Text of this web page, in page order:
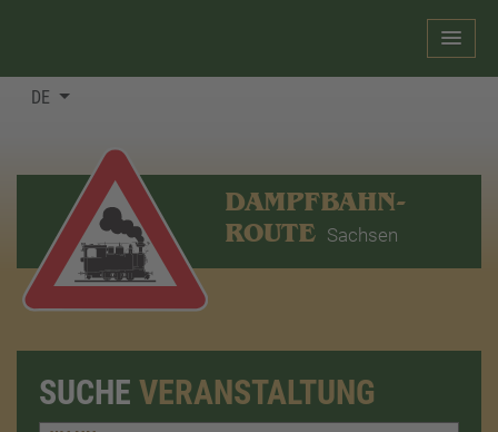
DE
DAMPFBAHN-
ROUTE Sachsen
SUCHE VERANSTALTUNG